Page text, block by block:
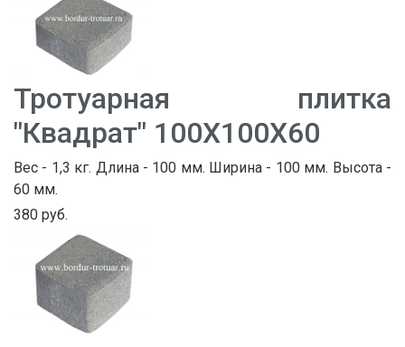
Тротуарная плитка
"Квадрат" 100Х100Х60
Вес - 1,3 кг. Длина - 100 мм. Ширина - 100 мм. Высота -
60 мм.
380 руб.